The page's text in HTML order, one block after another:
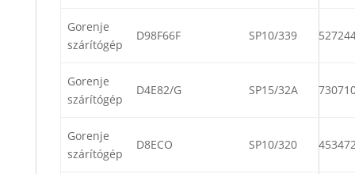
Gorenje
szárítógép
D98F66F SP10/339
Gorenje
szárítógép
D4E82/G SP15/32A
Gorenje
szárítógép
D8ECO SP10/320